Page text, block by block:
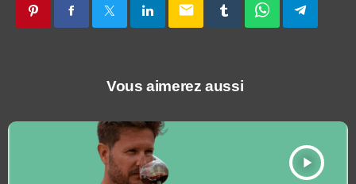
email
Vous aimerez aussi
play_arrow